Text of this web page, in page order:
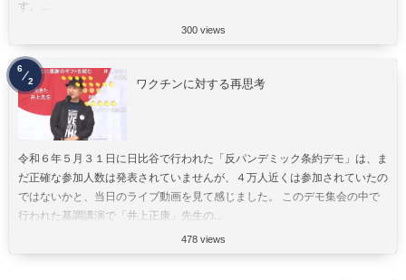
す。...
300 views
ワクチンに対する再思考
令和６年５月３１日に日比谷で行われた「反パンデミック条約デモ」は、ま
だ正確な参加人数は発表されていませんが、４万人近くは参加されていたの
ではないかと、当日のライブ動画を見て感じました。 このデモ集会の中で
行われた基調講演で「井上正康」先生の...
478 views
6
2